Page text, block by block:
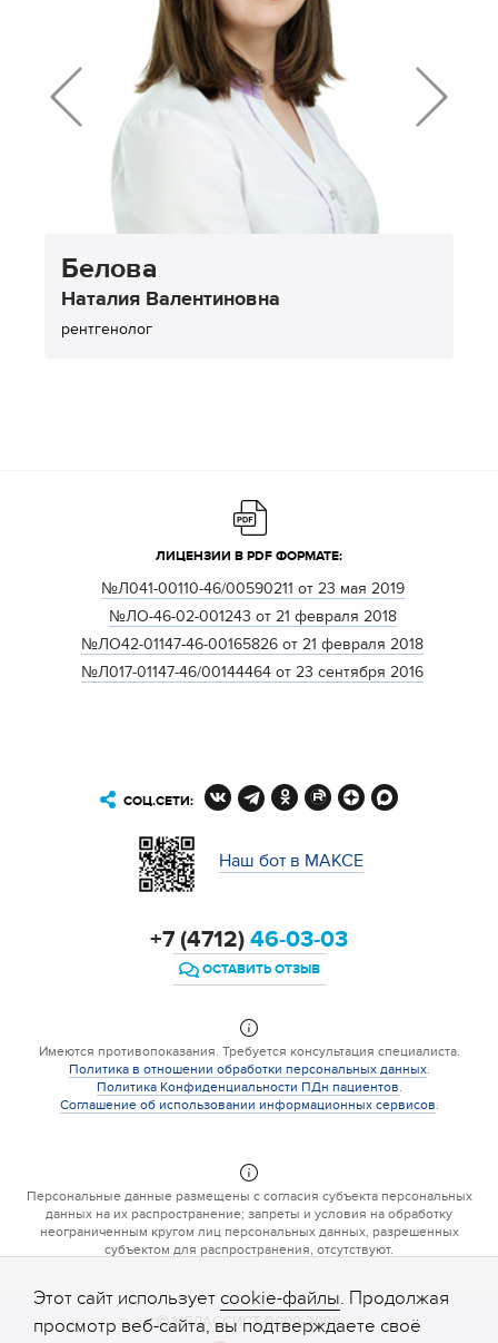
Белова
Наталия Валентиновна
рентгенолог
ЛИЦЕНЗИИ В PDF ФОРМАТЕ:
№Л041-00110-46/00590211 от 23 мая 2019
№ЛО-46-02-001243 от 21 февраля 2018
№ЛО42-01147-46-00165826 от 21 февраля 2018
№Л017-01147-46/00144464 от 23 сентября 2016
СОЦ.СЕТИ:
Наш бот в МАКСЕ
+7 (4712)46-03-03
ОСТАВИТЬ ОТЗЫВ
Имеются противопоказания. Требуется консультация специалиста.
Политика в отношении обработки персональных данных.
Политика Конфиденциальности ПДн пациентов.
Соглашение об использовании информационных сервисов.
Персональные данные размещены с согласия субъекта персональных
данных на их распространение; запреты и условия на обработку
неограниченным кругом лиц персональных данных, разрешенных
субъектом для распространения, отсутствуют.
МЕДАССИСТ, 2009-2026
Этот сайт использует cookie-файлы. Продолжая
просмотр веб-сайта, вы подтверждаете своё